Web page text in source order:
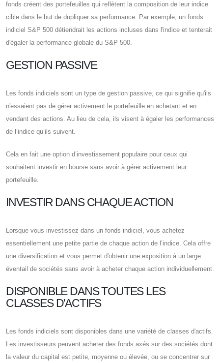
fonds créent des portefeuilles qui reflètent la composition de leur indice
cible dans le but de dupliquer sa performance. Par exemple, un fonds
indiciel S&P 500 détiendrait les actions incluses dans l'indice et tenterait
d'égaler la performance globale du S&P 500.
GESTION PASSIVE
Les fonds indiciels sont un type de gestion passive, ce qui signifie qu'ils
n'essaient pas de gérer activement le portefeuille en achetant et en
vendant des actions. Au lieu de cela, ils visent à égaler les performances
de l’indice qu’ils suivent.
Cela en fait une option d’investissement populaire pour ceux qui
souhaitent investir en bourse sans avoir à gérer activement leur
portefeuille.
INVESTIR DANS CHAQUE ACTION
Lorsque vous investissez dans un fonds indiciel, vous achetez
essentiellement une petite partie de chaque action de l’indice. Cela offre
une diversification et vous permet d'obtenir une exposition à un large
éventail de sociétés sans avoir à acheter chaque action individuellement.
DISPONIBLE DANS TOUTES LES
CLASSES D'ACTIFS
Les fonds indiciels sont disponibles dans une variété de classes d'actifs.
Les investisseurs peuvent acheter des fonds axés sur des sociétés dont
la valeur du capital est petite, moyenne ou élevée, ou se concentrer sur